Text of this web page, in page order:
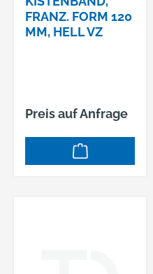
FRANZ. FORM 120
MM, HELL VZ
Preis auf Anfrage